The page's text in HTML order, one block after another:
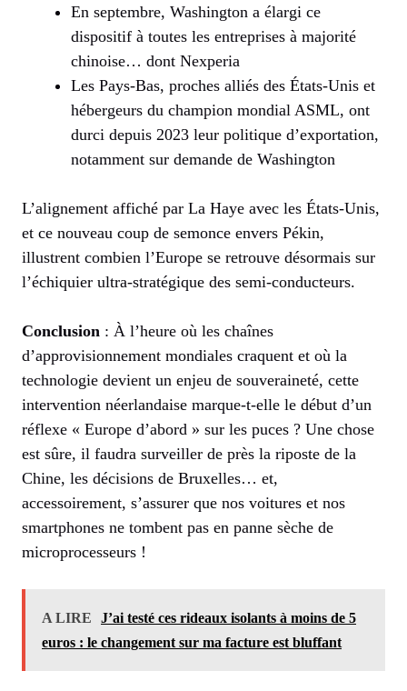
En septembre, Washington a élargi ce
dispositif à toutes les entreprises à majorité
chinoise… dont Nexperia
Les Pays-Bas, proches alliés des États-Unis et
hébergeurs du champion mondial ASML, ont
durci depuis 2023 leur politique d’exportation,
notamment sur demande de Washington
L’alignement affiché par La Haye avec les États-Unis,
et ce nouveau coup de semonce envers Pékin,
illustrent combien l’Europe se retrouve désormais sur
l’échiquier ultra-stratégique des semi-conducteurs.
Conclusion : À l’heure où les chaînes
d’approvisionnement mondiales craquent et où la
technologie devient un enjeu de souveraineté, cette
intervention néerlandaise marque-t-elle le début d’un
réflexe « Europe d’abord » sur les puces ? Une chose
est sûre, il faudra surveiller de près la riposte de la
Chine, les décisions de Bruxelles… et,
accessoirement, s’assurer que nos voitures et nos
smartphones ne tombent pas en panne sèche de
microprocesseurs !
A LIRE
J’ai testé ces rideaux isolants à moins de 5
euros : le changement sur ma facture est bluffant